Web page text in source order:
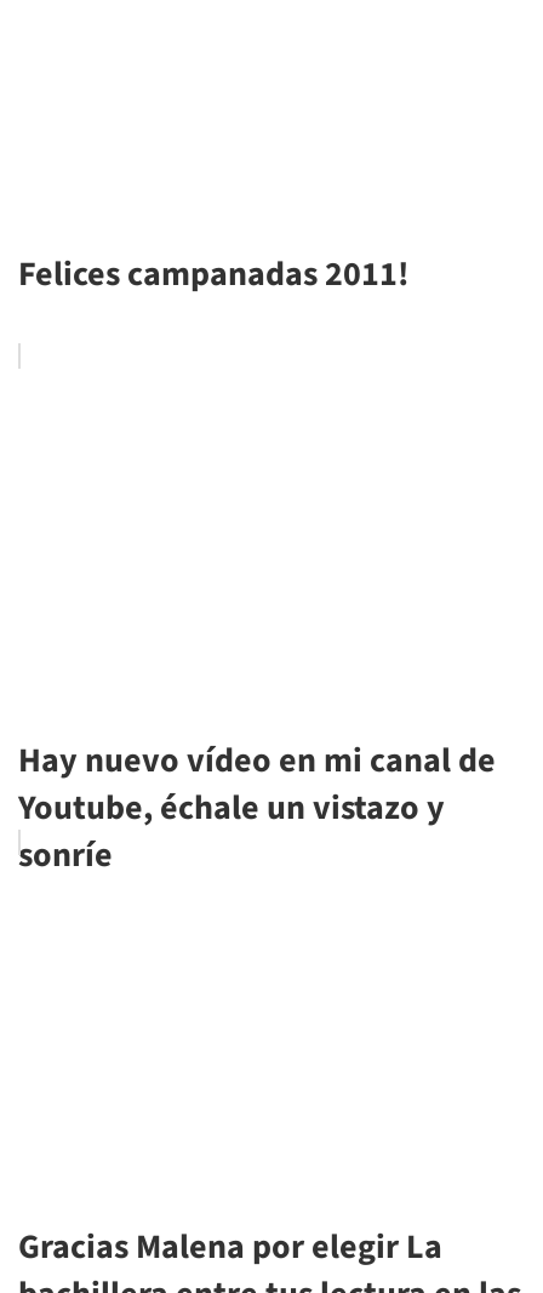
Felices campanadas 2011!
Hay nuevo vídeo en mi canal de
Youtube, échale un vistazo y
sonríe
Gracias Malena por elegir La